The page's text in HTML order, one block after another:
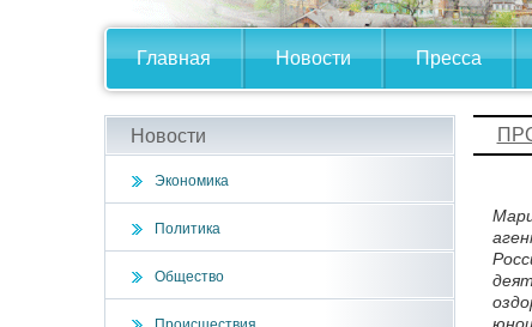
Главная Новости Пресса
Новости
Экономика
Политика
Общество